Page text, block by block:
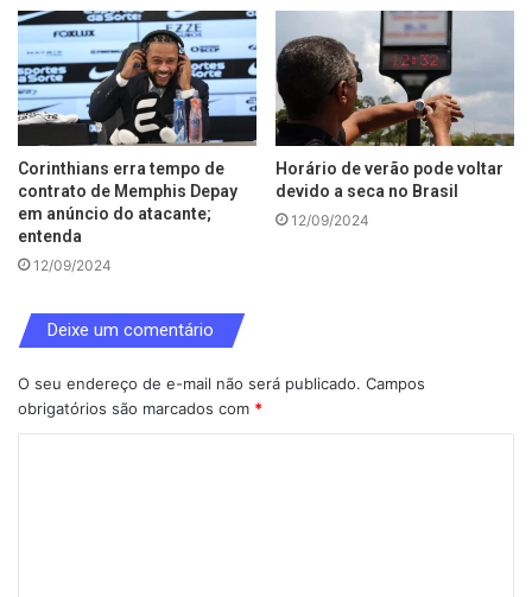
Corinthians erra tempo de
contrato de Memphis Depay
em anúncio do atacante;
entenda
12/09/2024
Horário de verão pode voltar
devido a seca no Brasil
12/09/2024
Deixe um comentário
O seu endereço de e-mail não será publicado. Campos
obrigatórios são marcados com *